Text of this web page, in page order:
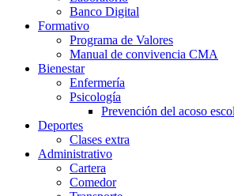
Banco Digital
Formativo
Programa de Valores
Manual de convivencia CMA
Bienestar
Enfermería
Psicología
Prevención del acoso
Deportes
Clases extra
Administrativo
Cartera
Comedor